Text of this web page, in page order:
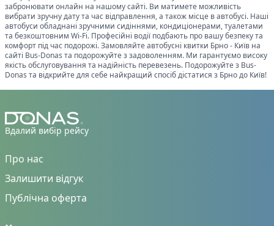
забронювати онлайн на нашому сайті. Ви матимете можливість
вибрати зручну дату та час відправлення, а також місце в автобусі. Наші
автобуси обладнані зручними сидіннями, кондиціонерами, туалетами
та безкоштовним Wi-Fi. Професійні водії подбають про вашу безпеку та
комфорт під час подорожі. Замовляйте автобусні квитки Брно- Київ на
сайті Bus-Donas та подорожуйте з задоволенням. Ми гарантуємо високу
якість обслуговування та надійність перевезень. Подорожуйте з Bus-
Donas та відкрийте для себе найкращий спосіб дістатися з Брнодо Київ!
Вдалий вибір рейсу
Про нас
Залишити відгук
Публічна оферта